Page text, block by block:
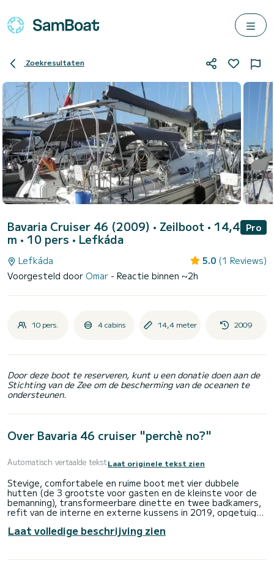
Zoekresultaten
Bavaria Cruiser 46 (2009) • Zeilboot • 14,4
m • 10 pers • Lefkáda
Pro
Lefkáda 5.0 (1 Reviews)
Voorgesteld door Omar - Reactie binnen ~2h
10 pers. 4 cabins 14,4 meter 2009
Door deze boot te reserveren, kunt u een donatie doen aan de
Stichting van de Zee om de bescherming van de oceanen te
ondersteunen.
Over Bavaria 46 cruiser "perchè no?"
Automatisch vertaalde tekstLaat originele tekst zien
Stevige, comfortabele en ruime boot met vier dubbele
hutten (de 3 grootste voor gasten en de kleinste voor de
bemanning), transformeerbare dinette en twee badkamers,
refit van de interne en externe kussens in 2019, opgetuigd
Perfecte boot in alle opzichten en met tal van opties
waaronder zonnepanelen, boegschroef, TV, USB-
Laat volledige beschrijving zien